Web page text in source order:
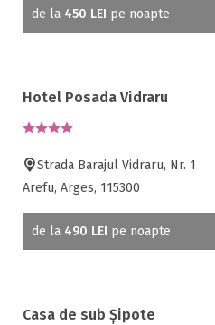
de la 450 LEI pe noapte
Hotel Posada Vidraru
Strada Barajul Vidraru, Nr. 1
Arefu, Arges, 115300
de la 490 LEI pe noapte
Casa de sub Șipote